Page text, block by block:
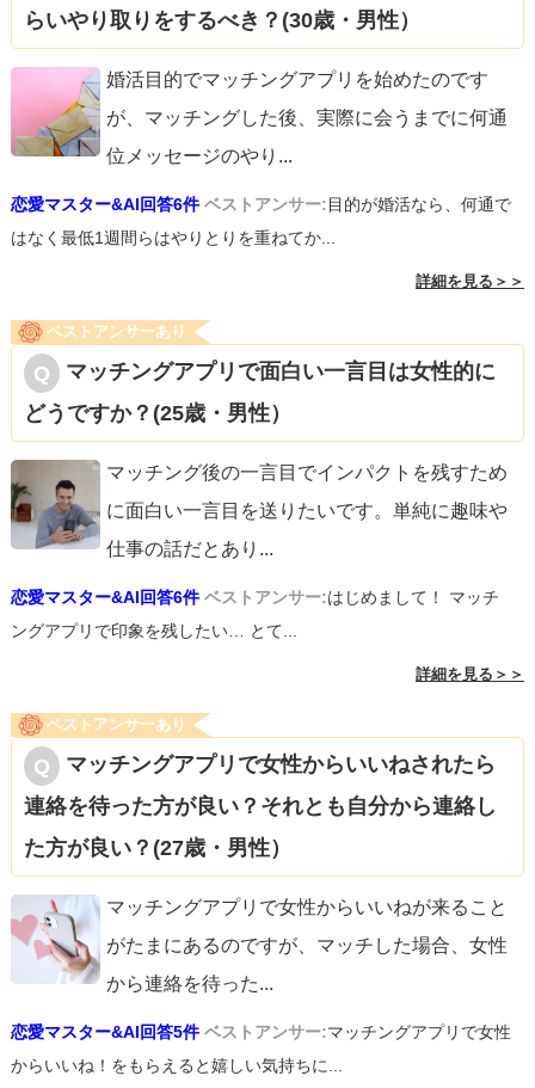
らいやり取りをするべき？(30歳・男性）
婚活目的でマッチングアプリを始めたのです
が、マッチングした後、実際に会うまでに何通
位メッセージのやり ...
恋愛マスター&AI回答6件 ベストアンサー:目的が婚活なら、何通で
はなく最低1週間らはやりとりを重ねてか...
詳細を見る＞＞
ベストアンサーあり
マッチングアプリで面白い一言目は女性的に
どうですか？(25歳・男性）
マッチング後の一言目でインパクトを残すため
に面白い一言目を送りたいです。単純に趣味や
仕事の話だとあり ...
恋愛マスター&AI回答6件 ベストアンサー:はじめまして！ マッチ
ングアプリで印象を残したい… とて...
詳細を見る＞＞
ベストアンサーあり
マッチングアプリで女性からいいねされたら
連絡を待った方が良い？それとも自分から連絡し
た方が良い？(27歳・男性）
マッチングアプリで女性からいいねが来ること
がたまにあるのですが、マッチした場合、女性
から連絡を待った...
恋愛マスター&AI回答5件 ベストアンサー:マッチングアプリで女性
からいいね！をもらえると嬉しい気持ちに...